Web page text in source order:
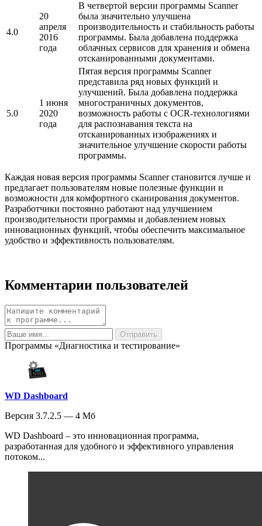
4.0
20
апреля
2016
года
В четвертой версии программы Scanner
была значительно улучшена
производительность и стабильность работы
программы. Была добавлена поддержка
облачных сервисов для хранения и обмена
отсканированными документами.
5.0
1 июня
2020
года
Пятая версия программы Scanner
представила ряд новых функций и
улучшений. Была добавлена поддержка
многостраничных документов,
возможность работы с OCR-технологиями
для распознавания текста на
отсканированных изображениях и
значительное улучшение скорости работы
программы.
Каждая новая версия программы Scanner становится лучше и
предлагает пользователям новые полезные функции и
возможности для комфортного сканирования документов.
Разработчики постоянно работают над улучшением
производительности программы и добавлением новых
инновационных функций, чтобы обеспечить максимальное
удобство и эффективность пользователям.
Комментарии пользователей
Программы «Диагностика и тестирование»
WD Dashboard
Версия 3.7.2.5 — 4 Мб
WD Dashboard – это инновационная программа,
разработанная для удобного и эффективного управления
потоком...